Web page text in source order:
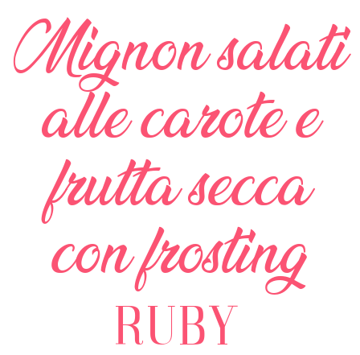
Mignon salati
alle carote e
frutta secca
con frosting
RUBY